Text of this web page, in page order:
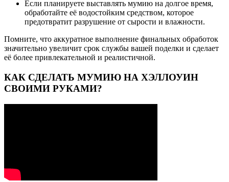
Если планируете выставлять мумию на долгое время,
обработайте её водостойким средством, которое
предотвратит разрушение от сырости и влажности.
Помните, что аккуратное выполнение финальных обработок
значительно увеличит срок службы вашей поделки и сделает
её более привлекательной и реалистичной.
КАК СДЕЛАТЬ МУМИЮ НА ХЭЛЛОУИН
СВОИМИ РУКАМИ?